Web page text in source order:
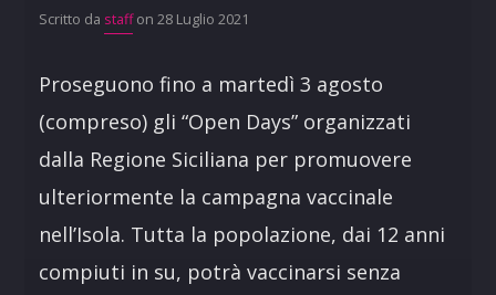
Scritto da staffon 28 Luglio 2021
Proseguono fino a martedì 3 agosto
(compreso) gli “Open Days” organizzati
dalla Regione Siciliana per promuovere
ulteriormente la campagna vaccinale
nell’Isola. Tutta la popolazione, dai 12 anni
compiuti in su, potrà vaccinarsi senza